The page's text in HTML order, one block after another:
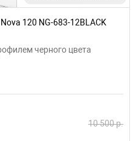
120 NG-683-12BLACK
черного цвета
10 500 р.